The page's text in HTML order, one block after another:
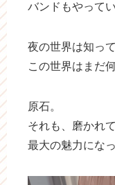
バンドもやって
夜の世界は知っ
この世界はまだ
原石。
それも、磨かれ
最大の魅力にな